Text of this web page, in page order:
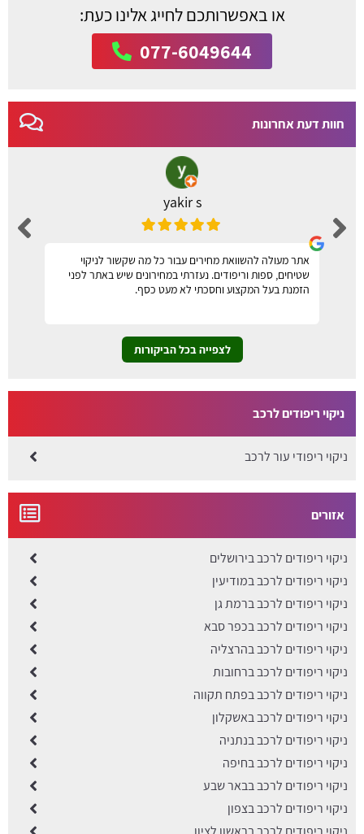
או באפשרותכם לחייג אלינו כעת:
077-6049644
חוות דעת אחרונות
yakir s
אתר מעולה להשוואת מחירים עבור כל מה שקשור לניקוי
שטיחים, ספות וריפודים. נעזרתי במחירונים שיש באתר לפני
הזמנת בעל המקצוע וחסכתי לא מעט כסף.
לצפייה בכל הביקורות
ניקוי ריפודים לרכב
ניקוי ריפודי עור לרכב
אזורים
ניקוי ריפודים לרכב בירושלים
ניקוי ריפודים לרכב במודיעין
ניקוי ריפודים לרכב ברמת גן
ניקוי ריפודים לרכב בכפר סבא
ניקוי ריפודים לרכב בהרצליה
ניקוי ריפודים לרכב ברחובות
ניקוי ריפודים לרכב בפתח תקווה
ניקוי ריפודים לרכב באשקלון
ניקוי ריפודים לרכב בנתניה
ניקוי ריפודים לרכב בחיפה
ניקוי ריפודים לרכב בבאר שבע
ניקוי ריפודים לרכב בצפון